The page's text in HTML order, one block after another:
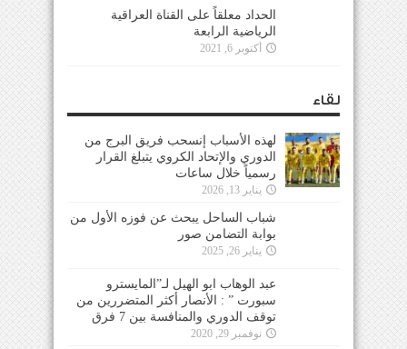
الحداد معلقاً على القناة العراقية
الرياضية الرابعة
أكتوبر 6, 2021
لقاء
لهذه الأسباب إنسحب فريق البرج من
الدوري والإتحاد الكروي يتبلغ القرار
رسمياً خلال ساعات
يناير 13, 2026
شباب الساحل يبحث عن فوزه الأول من
بوابة التضامن صور
يناير 26, 2025
عبد الوهاب ابو الهيل لـ”المايسترو
سبورت ” : الأنصار أكثر المتضررين من
توقف الدوري والمنافسة بين 7 فرق
نوفمبر 29, 2020